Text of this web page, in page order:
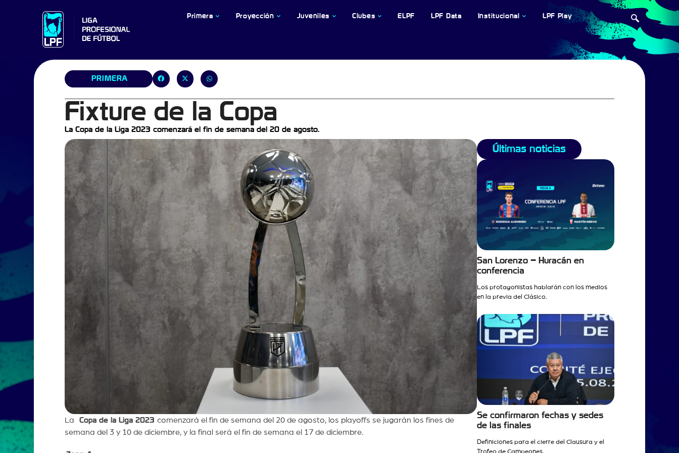
Primera Proyección Juveniles Clubes ELPF LPF Data Institucional LPF Play
PRIMERA
Fixture de la Copa
La Copa de la Liga 2023 comenzará el fin de semana del 20 de agosto.
La Copa de la Liga 2023 comenzará el fin de semana del 20 de agosto, los playoffs se jugarán los fines de
semana del 3 y 10 de diciembre, y la final será el fin de semana el 17 de diciembre.
Últimas noticias
San Lorenzo – Huracán en
conferencia
Los protagonistas hablarán con los medios
en la previa del Clásico.
Se confirmaron fechas y sedes
de las finales
Definiciones para el cierre del Clausura y el
Trofeo de Campeones.